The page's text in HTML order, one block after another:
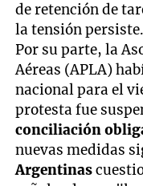
de retención de
la tensión persiste.
Por su parte, la
Aéreas (APLA)
nacional para el
protesta fue
conciliación
nuevas medidas
Argentinas